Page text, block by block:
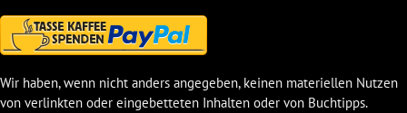
Wir haben, wenn nicht anders angegeben, keinen materiellen Nutzen
von verlinkten oder eingebetteten Inhalten oder von Buchtipps.